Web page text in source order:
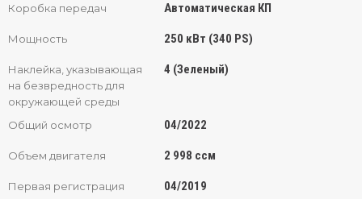
Коробка передач Автоматическая КП
Мощность 250 кВт (340 PS)
Наклейка, указывающая
на безвредность для
окружающей среды
4 (Зеленый)
Общий осмотр 04/2022
Объем двигателя 2 998 ссм
Первая регистрация 04/2019